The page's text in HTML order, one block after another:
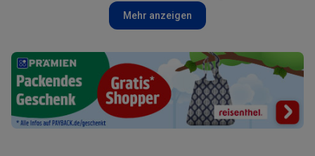
Mehr anzeigen